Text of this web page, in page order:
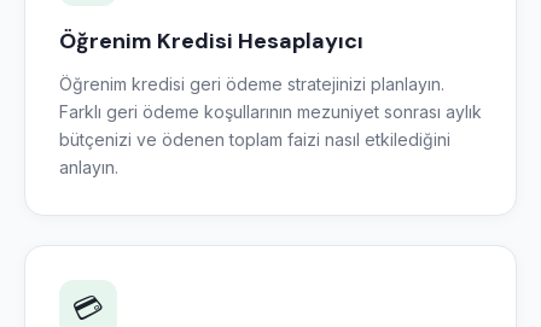
Öğrenim Kredisi Hesaplayıcı
Öğrenim kredisi geri ödeme stratejinizi planlayın.
Farklı geri ödeme koşullarının mezuniyet sonrası aylık
bütçenizi ve ödenen toplam faizi nasıl etkilediğini
anlayın.
💳